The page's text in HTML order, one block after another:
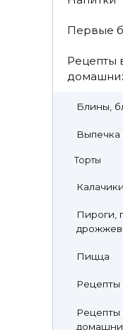
Первые
Рецепты
Блины,
Выпечка
Торты
Пироги,
Пицца
Рецепты
Рецепты